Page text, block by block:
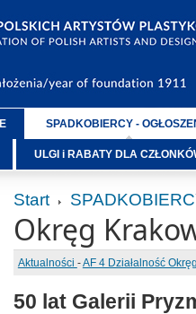
SPADKOBIERCY -
ULGI i RABATY DLA
Start
Okręg
Aktualności -AF 4 Działalność
50 lat Galerii